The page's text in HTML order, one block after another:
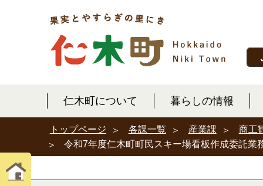
仁木町について 暮らしの情報
トップページ 各課一覧 産業課
商工
令和7年度仁木町町民スキー場看板作成委託業